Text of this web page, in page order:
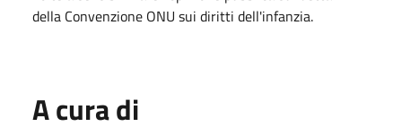
della Convenzione ONU sui diritti dell'infanzia.
A cura di